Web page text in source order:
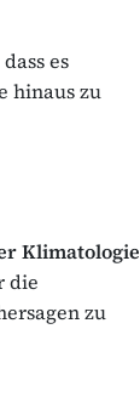
es
hinaus zu
Klimatologie
die
zu